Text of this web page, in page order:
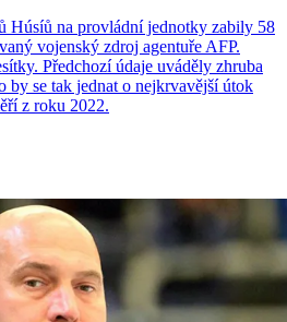
Húsíů na provládní jednotky zabily 58
vojenský zdroj agentuře AFP.
Předchozí údaje uváděly zhruba
se tak jednat o nejkrvavější útok
z roku 2022.